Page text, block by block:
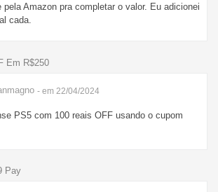
pela Amazon pra completar o valor. Eu adicionei
cada.
Em R$250
- em 22/04/2024
PS5 com 100 reais OFF usando o cupom
Pay